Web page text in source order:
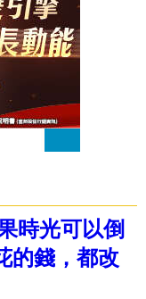
時光可以倒
的錢，都改